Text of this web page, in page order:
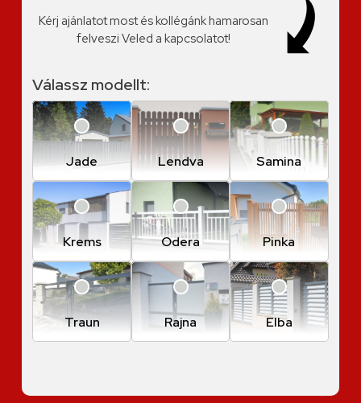
Kérj ajánlatot most és kollégánk hamarosan
felveszi Veled a kapcsolatot!
Válassz modellt:
Jade Lendva Samina
Krems Odera Pinka
Traun Rajna Elba